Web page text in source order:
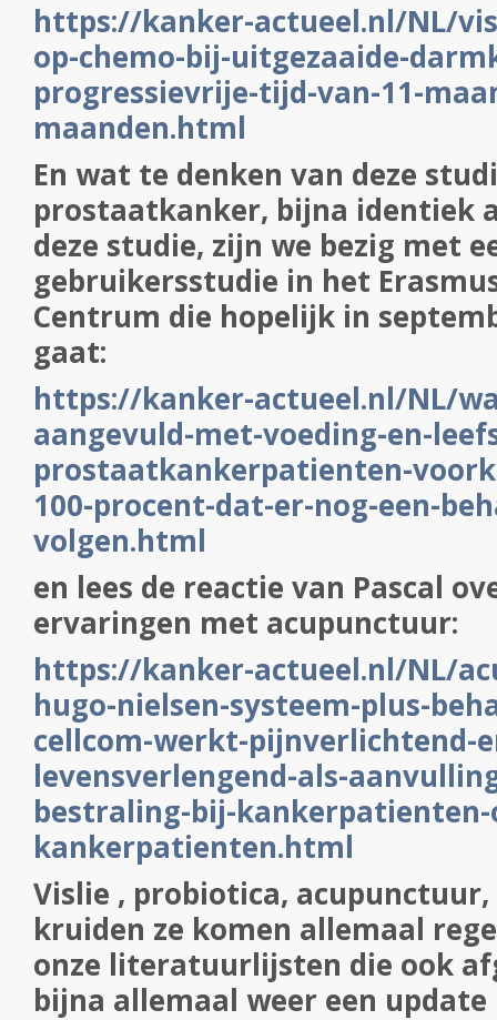
https://kanker-actueel.nl/NL/
op-chemo-bij-uitgezaaide-
progressievrije-tijd-van-11-
maanden.html
En wat te denken van deze
prostaatkanker, bijna identiek
deze studie, zijn we bezig met
gebruikersstudie in het
Centrum die hopelijk in
gaat:
https://kanker-actueel.nl/NL/
aangevuld-met-voeding-en-
prostaatkankerpatienten-
100-procent-dat-er-nog-een-
volgen.html
en lees de reactie van Pascal
ervaringen met acupunctuur:
https://kanker-actueel.nl/NL/
hugo-nielsen-systeem-plus-
cellcom-werkt-pijnverlichtend-
levensverlengend-als-
bestraling-bij-
kankerpatienten.html
Vislie , probiotica, acupunctuur,
kruiden ze komen allemaal
onze literatuurlijsten die ook
bijna allemaal weer een update